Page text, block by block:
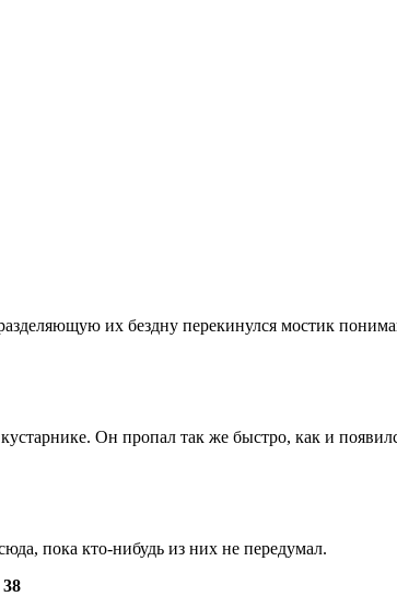
их бездну перекинулся мос­тик
Он пропал так же быстро, как и
пока кто-нибудь из них не пере­думал.
38